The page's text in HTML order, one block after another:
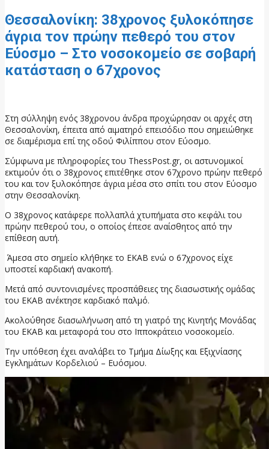
Θεσσαλονίκη: 38χρονος ξυλοκόπησε
άγρια τον πρώην πεθερό του στον
Εύοσμο – Στο νοσοκομείο σε σοβαρή
κατάσταση ο 67χρονος
Στη σύλληψη ενός 38χρονου άνδρα προχώρησαν οι αρχές στη
Θεσσαλονίκη, έπειτα από αιματηρό επεισόδιο που σημειώθηκε
σε διαμέρισμα επί της οδού Φιλίππου στον Εύοσμο.
Σύμφωνα με πληροφορίες του ThessPost.gr, οι αστυνομικοί
εκτιμούν ότι ο 38χρονος επιτέθηκε στον 67χρονο πρώην πεθερό
του και τον ξυλοκόπησε άγρια μέσα στο σπίτι του στον Εύοσμο
στην Θεσσαλονίκη.
Ο 38χρονος κατάφερε πολλαπλά χτυπήματα στο κεφάλι του
πρώην πεθερού του, ο οποίος έπεσε αναίσθητος από την
επίθεση αυτή.
Άμεσα στο σημείο κλήθηκε το ΕΚΑΒ ενώ ο 67χρονος είχε
υποστεί καρδιακή ανακοπή.
Μετά από συντονισμένες προσπάθειες της διασωστικής ομάδας
του ΕΚΑΒ ανέκτησε καρδιακό παλμό.
Ακολούθησε διασωλήνωση από τη γιατρό της Κινητής Μονάδας
του ΕΚΑΒ και μεταφορά του στο Ιπποκράτειο νοσοκομείο.
Την υπόθεση έχει αναλάβει το Τμήμα Δίωξης και Εξιχνίασης
Εγκλημάτων Κορδελιού – Ευόσμου.